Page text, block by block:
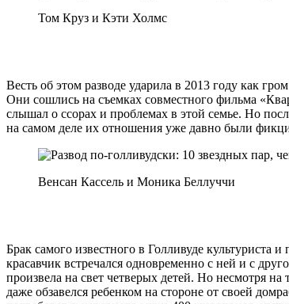
Том Круз и Кэти Холмс
Весть об этом разводе ударила в 2013 году как
Они сошлись на съемках совместного фильма
слышал о ссорах и проблемах в этой семье. Но
на самом деле их отношения уже давно были
Венсан Кассель и Моника Беллуччи
Брак самого известного в Голливуде
красавчик встречался одновременно с ней и с
произвела на свет четверых детей. Но несмотря
даже обзавелся ребенком на стороне от своей